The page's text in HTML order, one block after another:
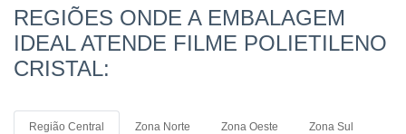
REGIÕES ONDE A EMBALAGEM
IDEAL ATENDE FILME POLIETILENO
CRISTAL:
Região Central Zona Norte Zona Oeste Zona Sul